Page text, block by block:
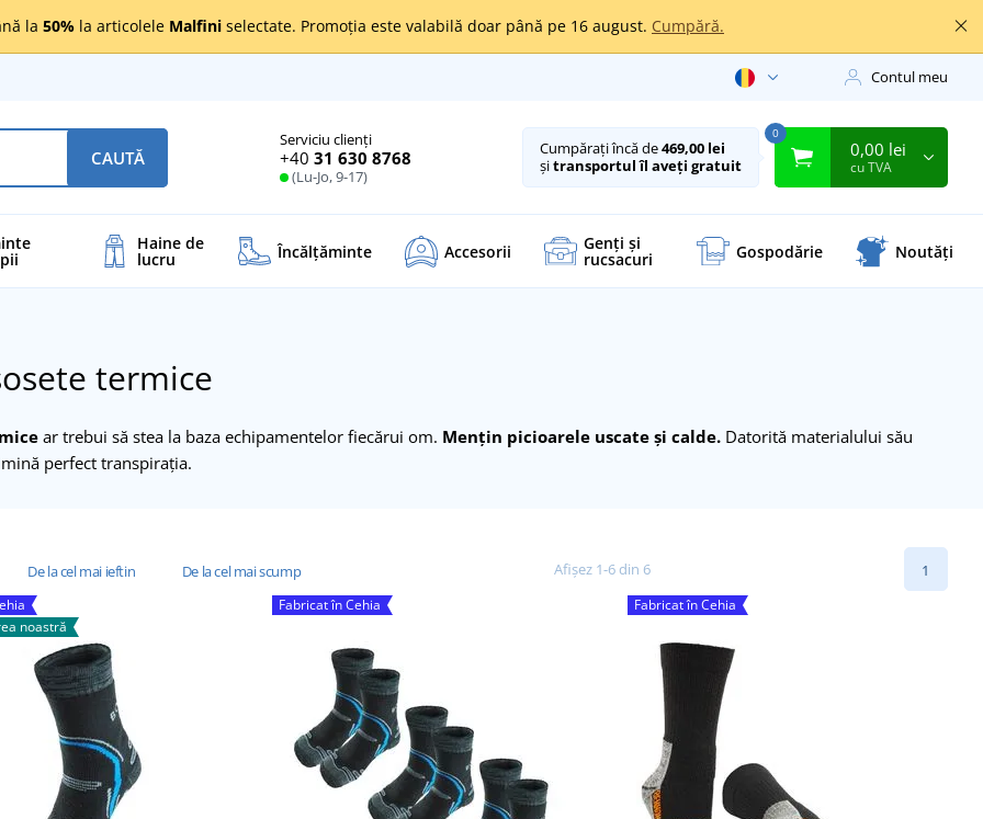
la 50% la articolele Malfini selectate. Promoția este valabilă doar până pe 16 august. Cumpără.
Contul meu
Serviciu clienți
+40 31 630 8768
(Lu-Jo, 9-17)
CAUTĂ Cumpărați încă de469,00 lei
șitransportul îl aveți gratuit
0
0,00 lei
cu TVA
Haine de
lucru Încălţăminte Accesorii Genți și
rucsacuri Gospodărie Noutăți
termice
ar trebui să stea la baza echipamentelor fiecărui om. Mențin picioarele uscate și calde. Datorită materialului său
perfect transpirația.
De la cel mai ieftin De la cel mai scump Afișez 1-6 din 6 1
noastră
Fabricat în Cehia Fabricat în Cehia